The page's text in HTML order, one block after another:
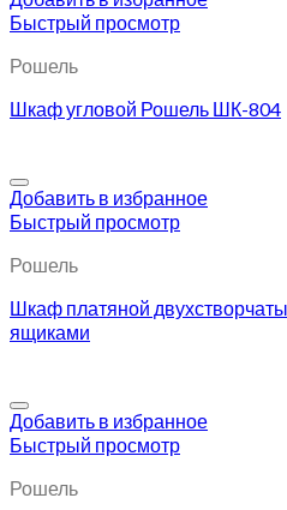
Быстрый просмотр
Рошель
Шкаф угловой Рошель ШК-804
Добавить в избранное
Быстрый просмотр
Рошель
Шкаф платяной
ящиками
Добавить в избранное
Быстрый просмотр
Рошель